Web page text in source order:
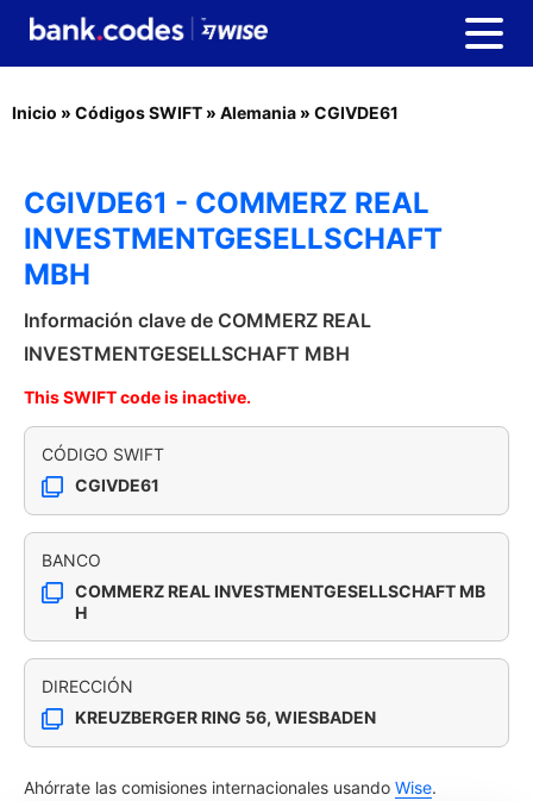
Inicio » Códigos SWIFT » Alemania » CGIVDE61
CGIVDE61 - COMMERZ REAL
INVESTMENTGESELLSCHAFT
MBH
Información clave de COMMERZ REAL
INVESTMENTGESELLSCHAFT MBH
This SWIFT code is inactive.
CÓDIGO SWIFT
CGIVDE61
BANCO
COMMERZ REAL INVESTMENTGESELLSCHAFT MB
H
DIRECCIÓN
KREUZBERGER RING 56, WIESBADEN
Ahórrate las comisiones internacionales usando Wise.